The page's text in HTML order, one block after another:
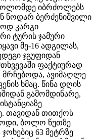
ბოლომდე იბრძოლებს
ნოდარ ბერძენიშვილი
კარგი
ტურის ჯამური
მე-16 ადგილას,
ჯგუფიდან
ფაქტიურად
მრჩებოდა, ავიმაღლე
ხმაც. წინა დღის
გამომდინარე,
თავიდან თითქოს
ბოლო წუთზე
63 მეტრზე